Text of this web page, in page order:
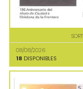
08/08/2026
18 DISPONIBLES